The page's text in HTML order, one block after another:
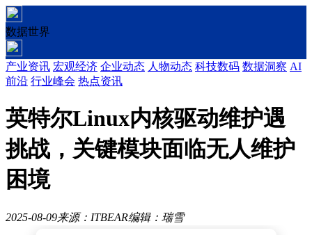
数据世界
产业资讯 宏观经济 企业动态 人物动态 科技数码 数据洞察 AI
前沿 行业峰会 热点资讯
英特尔Linux内核驱动维护遇
挑战，关键模块面临无人维护
困境
2025-08-09来源：ITBEAR编辑：瑞雪